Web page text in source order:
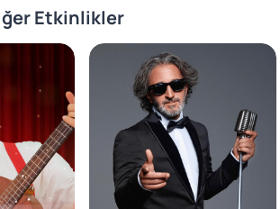
Etkinlikler